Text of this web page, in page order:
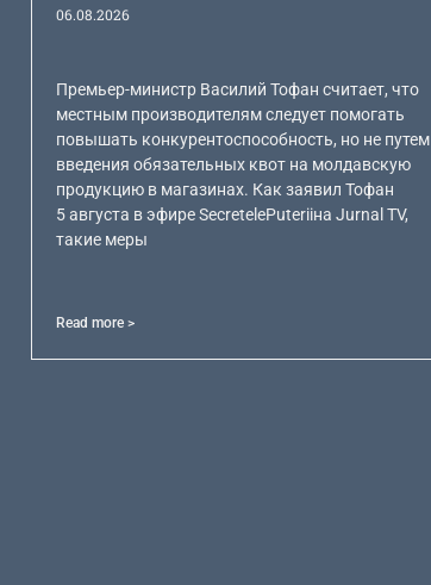
06.08.2026
Премьер-министр Василий Тофан считает, что
местным производителям следует помогать
повышать конкурентоспособность, но не путем
введения обязательных квот на молдавскую
продукцию в магазинах. Как заявил Тофан
5 августа в эфире SecretelePuteriiна Jurnal TV,
такие меры
Read more >